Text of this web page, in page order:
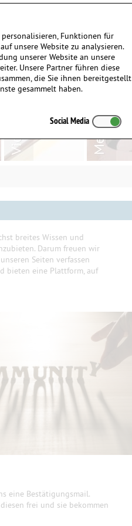
breites Wissen und
Darum freuen wir
Seiten verfassen
bieten eine Plattform, auf
eine Bestätigungsmail.
frei und sie bekommen
Funktionen für
unsere Website zu analysieren.
unserer Website an unsere
Unsere Partner führen diese
die Sie ihnen bereitgestellt
gesammelt haben.
Social Media